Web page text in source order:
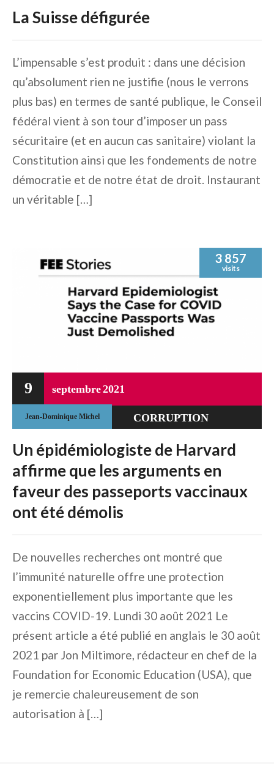
La Suisse défigurée
L’impensable s’est produit : dans une décision
qu’absolument rien ne justifie (nous le verrons
plus bas) en termes de santé publique, le Conseil
fédéral vient à son tour d’imposer un pass
sécuritaire (et en aucun cas sanitaire) violant la
Constitution ainsi que les fondements de notre
démocratie et de notre état de droit. Instaurant
un véritable […]
9 septembre2021
3 857
visits
Jean-Dominique Michel
CORRUPTION
TOTALITAIRE
Un épidémiologiste de Harvard
affirme que les arguments en
faveur des passeports vaccinaux
ont été démolis
De nouvelles recherches ont montré que
l’immunité naturelle offre une protection
exponentiellement plus importante que les
vaccins COVID-19. Lundi 30 août 2021 Le
présent article a été publié en anglais le 30 août
2021 par Jon Miltimore, rédacteur en chef de la
Foundation for Economic Education (USA), que
je remercie chaleureusement de son
autorisation à […]